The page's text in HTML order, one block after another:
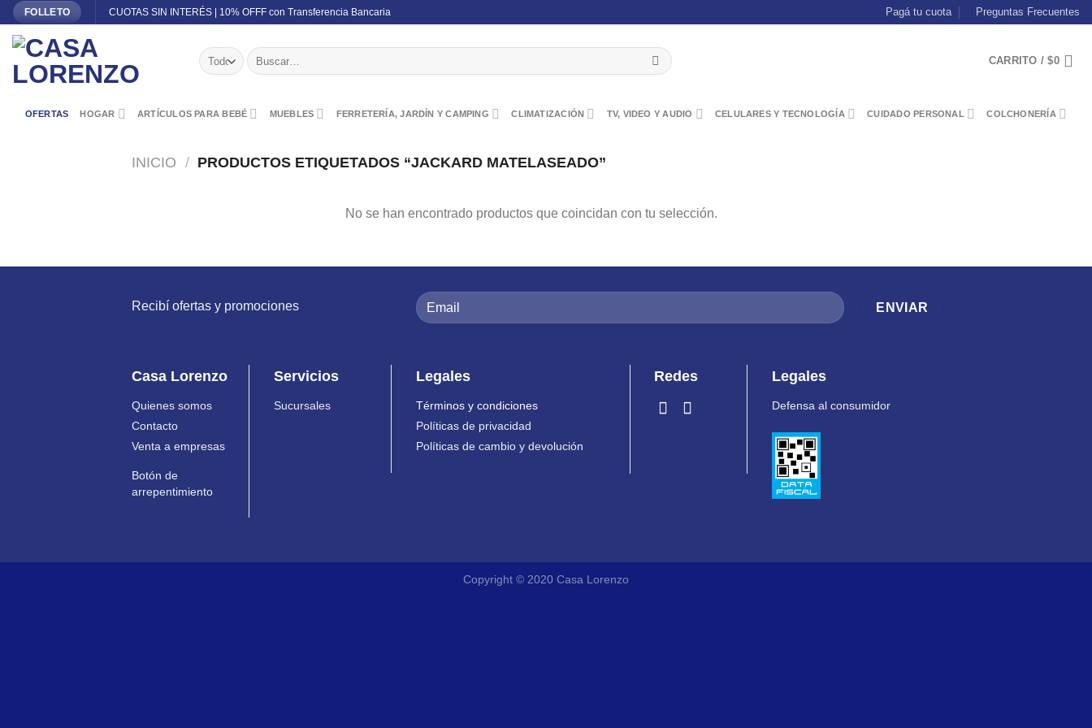
Skip
content
FOLLETO CUOTAS SIN INTERÉS | 10% OFFF con Transferencia Bancaria Pagá tu cuota Preguntas Frecuentes
Buscar
por:
CARRITO /$0
OFERTAS HOGAR ARTÍCULOS PARA BEBÉ MUEBLES FERRETERÍA, JARDÍN Y CAMPING CLIMATIZACIÓN TV, VIDEO Y AUDIO CELULARES Y TECNOLOGÍA CUIDADO PERSONAL COLCHONERÍA
INICIO / PRODUCTOS ETIQUETADOS “JACKARD MATELASEADO”
No se han encontrado productos que coincidan con tu selección.
Recibí ofertas y promociones
Casa Lorenzo
Quienes somos
Contacto
Venta a empresas
Botón de
arrepentimiento
Servicios
Sucursales
Legales
Términos y condiciones
Políticas de privacidad
Políticas de cambio y devolución
Redes Legales
Defensa al consumidor
Copyright © 2020 Casa Lorenzo